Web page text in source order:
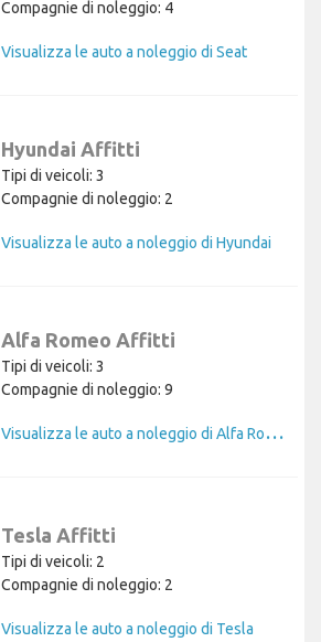
Compagnie di noleggio: 4
Visualizza le auto a noleggio di Seat
Hyundai Affitti
Tipi di veicoli: 3
Compagnie di noleggio: 2
Visualizza le auto a noleggio di Hyundai
Alfa Romeo Affitti
Tipi di veicoli: 3
Compagnie di noleggio: 9
V
isualizza le auto a noleggio di Alfa Romeo
Tesla Affitti
Tipi di veicoli: 2
Compagnie di noleggio: 2
Visualizza le auto a noleggio di Tesla